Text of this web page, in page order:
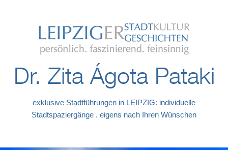
Dr. Zita Ágota Pataki
exklusive Stadtführungen in LEIPZIG: individuelle
Stadtspaziergänge . eigens nach Ihren Wünschen